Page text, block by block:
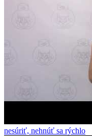
nesúriť, nehnúť sa rýchlo